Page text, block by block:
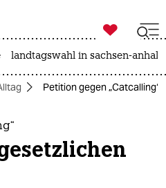
ich

taz zahl ich
landtagswahl in sachsen-anhalt
Petition gegen